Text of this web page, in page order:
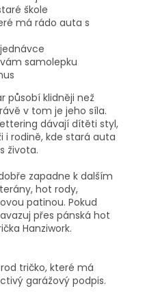
škole
má rádo auta s
samolepku
působí klidněji než
v tom je jeho síla.
dávají dítěti styl,
i rodině, kde stará auta
života.
zapadne k dalším
hot rody,
patinou. Pokud
přes pánská hot
Hanziwork.
tričko, které má
garážový podpis.